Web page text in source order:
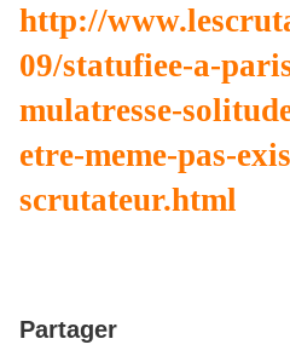
http://
09/statufiee-a-
mulatresse-
etre-meme-pas-
scrutateur.html
Partager